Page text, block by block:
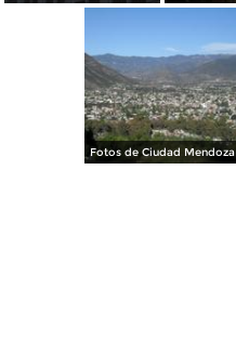
Fotos de Ciudad Mendoza